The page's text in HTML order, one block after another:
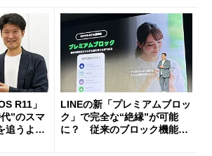
R11」
”のスマ
追うより
LINEの新「プレミアムブロッ
ク」で完全な“絶縁”が可能
に？ 従来のブロック機能と